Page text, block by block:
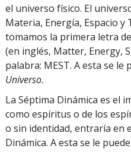
el universo físico. El
Materia, Energía, Espacio y
tomamos la primera letra
(en inglés, Matter, Energy,
palabra: MEST. A esta se le
Universo.
La Séptima Dinámica es el
como espíritus o de los
o sin identidad, entraría en
Dinámica. A esta se le